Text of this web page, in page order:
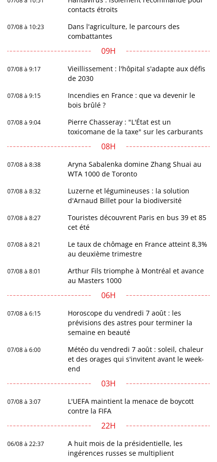
contacts étroits
07/08 à 10:23
Dans l'agriculture, le parcours des
combattantes
09H
07/08 à 9:17
Vieillissement : l'hôpital s'adapte aux défis
de 2030
07/08 à 9:15
Incendies en France : que va devenir le
bois brûlé ?
07/08 à 9:04
Pierre Chasseray : "L'État est un
toxicomane de la taxe" sur les carburants
08H
07/08 à 8:38
Aryna Sabalenka domine Zhang Shuai au
WTA 1000 de Toronto
07/08 à 8:32
Luzerne et légumineuses : la solution
d'Arnaud Billet pour la biodiversité
07/08 à 8:27
Touristes découvrent Paris en bus 39 et 85
cet été
07/08 à 8:21
Le taux de chômage en France atteint 8,3%
au deuxième trimestre
07/08 à 8:01
Arthur Fils triomphe à Montréal et avance
au Masters 1000
06H
07/08 à 6:15
Horoscope du vendredi 7 août : les
prévisions des astres pour terminer la
semaine en beauté
07/08 à 6:00
Météo du vendredi 7 août : soleil, chaleur
et des orages qui s'invitent avant le week-
end
03H
07/08 à 3:07
L'UEFA maintient la menace de boycott
contre la FIFA
22H
06/08 à 22:37
A huit mois de la présidentielle, les
ingérences russes se multiplient